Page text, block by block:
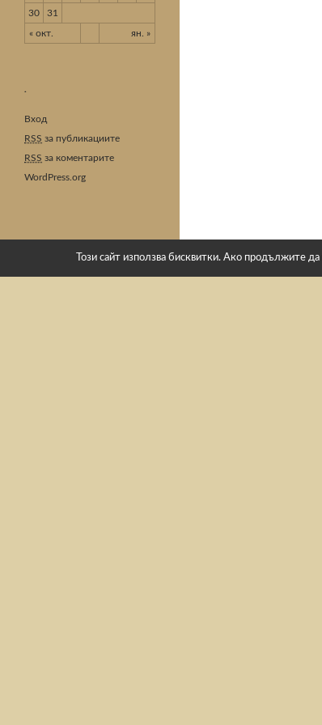
« окт. ян. »
30 31
.
Вход
RSS за публикациите
RSS за коментарите
WordPress.org
Този сайт използва бисквитки. Ако продължите